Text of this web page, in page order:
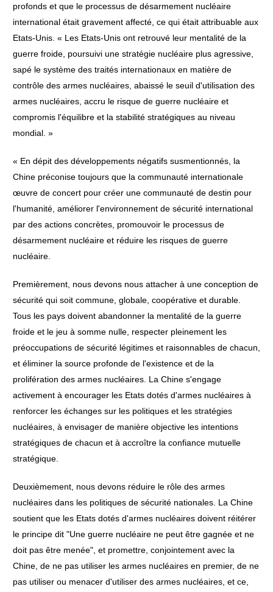
profonds et que le processus de désarmement nucléaire
international était gravement affecté, ce qui était attribuable aux
Etats-Unis. « Les Etats-Unis ont retrouvé leur mentalité de la
guerre froide, poursuivi une stratégie nucléaire plus agressive,
sapé le système des traités internationaux en matière de
contrôle des armes nucléaires, abaissé le seuil d'utilisation des
armes nucléaires, accru le risque de guerre nucléaire et
compromis l'équilibre et la stabilité stratégiques au niveau
mondial. »
« En dépit des développements négatifs susmentionnés, la
Chine préconise toujours que la communauté internationale
œuvre de concert pour créer une communauté de destin pour
l'humanité, améliorer l'environnement de sécurité international
par des actions concrètes, promouvoir le processus de
désarmement nucléaire et réduire les risques de guerre
nucléaire.
Premièrement, nous devons nous attacher à une conception de
sécurité qui soit commune, globale, coopérative et durable.
Tous les pays doivent abandonner la mentalité de la guerre
froide et le jeu à somme nulle, respecter pleinement les
préoccupations de sécurité légitimes et raisonnables de chacun,
et éliminer la source profonde de l'existence et de la
prolifération des armes nucléaires. La Chine s'engage
activement à encourager les Etats dotés d'armes nucléaires à
renforcer les échanges sur les politiques et les stratégies
nucléaires, à envisager de manière objective les intentions
stratégiques de chacun et à accroître la confiance mutuelle
stratégique.
Deuxièmement, nous devons réduire le rôle des armes
nucléaires dans les politiques de sécurité nationales. La Chine
soutient que les Etats dotés d'armes nucléaires doivent réitérer
le principe dit "Une guerre nucléaire ne peut être gagnée et ne
doit pas être menée", et promettre, conjointement avec la
Chine, de ne pas utiliser les armes nucléaires en premier, de ne
pas utiliser ou menacer d'utiliser des armes nucléaires, et ce,